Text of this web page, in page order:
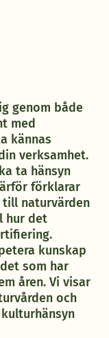
genom både
med
kännas
verksamhet.
ta hänsyn
förklarar
naturvärden
hur det
kunskap
som har
åren. Vi visar
och